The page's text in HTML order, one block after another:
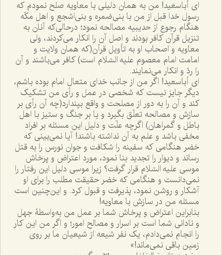
ای أباسعید! من به همان دلیلی با معاویه صلح نمودم که
رسول خدا قبل از من با بنی‌ضمره و بنی‌اشجع و اهل مکّه
هنگام رجوع از حدیبیه مصالحه نمود؛ درحالی‌که آنان به
تنزیل قرآن کافر بودند و اصل آن را انکار می‌کردند، ولی
معاویه و اصحاب او به تأویل قرآن(که همان ولایت و
امامت امام معصوم علیه السّلام است) کافر می‌باشند و آن
را ردّ و انکار می‌نمایند.
ای أباسعید! اگر من از جانب خدای متعال امام بوده باشم،
دیگر جایز نیست که شخصی در عمل و رأی من تشکیک
کند و آن را به دور از مصلحت و واقع بپندارد(چه آن رأی بر
سازش و مصالحه تعلّق بگیرد و یا بر جنگ و ستیز با اهل
باطل و گمراهان) اگرچه علّت و دلیل این مسئله بر افراد
مخفی باشد و علم به آن نداشته باشند! آیا نمی‌بینی که
خضر هنگامی که سفینه را شکافت و جوان نورس را به قتل
رساند و دیوار را تجدید بنا نمود، مورد اعتراض و پرخاش
موسی علیه السّلام قرار گرفت؟ زیرا موسی دلیل این رفتار را
نمی‌دانست و هنگامی که خضر حقیقت مطلب را برای او
آشکار و روشن نمود، پذیرفت و قبول کرد. و این‌چنین است
مسئله من در سازش با معاویه!
بنابراین اعتراض و پرخاش شما بر عمل من به‌واسطۀ جهل
و نادانی شما است بر اسرار و مصالح امور؛ و اگر من این کار
را انجام نمی‌دادم، یک نفر شیعه از شیعیان ما بر روی
زمین باقی نمی‌ماند!»